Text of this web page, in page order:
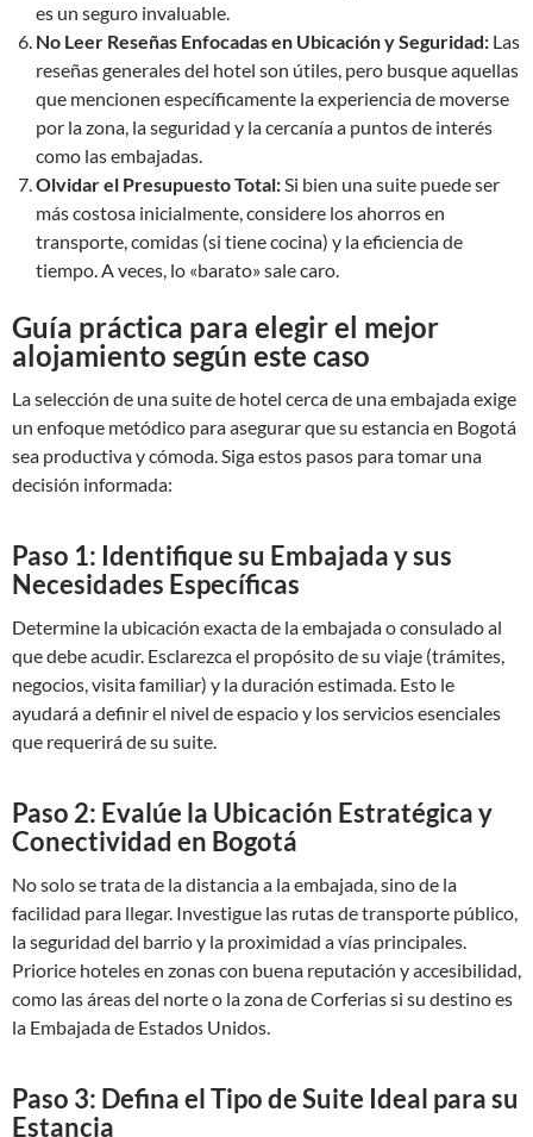
es un seguro invaluable.
No Leer Reseñas Enfocadas en Ubicación y Seguridad: Las
reseñas generales del hotel son útiles, pero busque aquellas
que mencionen específicamente la experiencia de moverse
por la zona, la seguridad y la cercanía a puntos de interés
como las embajadas.
Olvidar el Presupuesto Total:Si bien una suite puede ser
más costosa inicialmente, considere los ahorros en
transporte, comidas (si tiene cocina) y la eficiencia de
tiempo. A veces, lo «barato» sale caro.
Guía práctica para elegir el mejor
alojamiento según este caso
La selección de una suite de hotel cerca de una embajada exige
un enfoque metódico para asegurar que su estancia en Bogotá
sea productiva y cómoda. Siga estos pasos para tomar una
decisión informada:
Paso 1: Identifique su Embajada y sus
Necesidades Específicas
Determine la ubicación exacta de la embajada o consulado al
que debe acudir. Esclarezca el propósito de su viaje (trámites,
negocios, visita familiar) y la duración estimada. Esto le
ayudará a definir el nivel de espacio y los servicios esenciales
que requerirá de su suite.
Paso 2: Evalúe la Ubicación Estratégica y
Conectividad en Bogotá
No solo se trata de la distancia a la embajada, sino de la
facilidad para llegar. Investigue las rutas de transporte público,
la seguridad del barrio y la proximidad a vías principales.
Priorice hoteles en zonas con buena reputación y accesibilidad,
como las áreas del norte o la zona de Corferias si su destino es
la Embajada de Estados Unidos.
Paso 3: Defina el Tipo de Suite Ideal para su
Estancia